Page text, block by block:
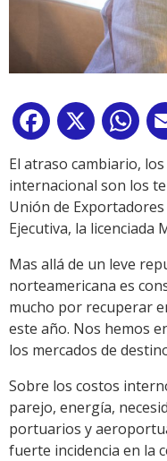
Facebook
X
El atraso cambiario,
internacional son los
Unión de
Ejecutiva, la licenciada
Mas allá de un leve
norteamericana es
mucho por recuperar
este año. Nos hemos
los mercados de
Sobre los costos
parejo, energía,
portuarios y
fuerte incidencia en la